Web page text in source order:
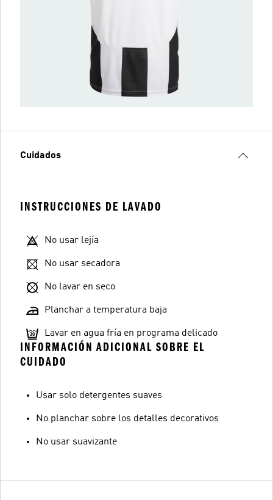
Cuidados
INSTRUCCIONES DE LAVADO
No usar lejía
No usar secadora
No lavar en seco
Planchar a temperatura baja
Lavar en agua fría en programa delicado
INFORMACIÓN ADICIONAL SOBRE EL
CUIDADO
Usar solo detergentes suaves
No planchar sobre los detalles decorativos
No usar suavizante